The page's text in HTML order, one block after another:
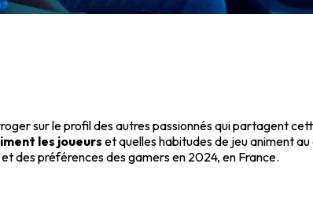
sur le profil des autres passionnés qui partagent
les joueurset quelles habitudes de jeu animent
des préférences des gamers en 2024, en France.